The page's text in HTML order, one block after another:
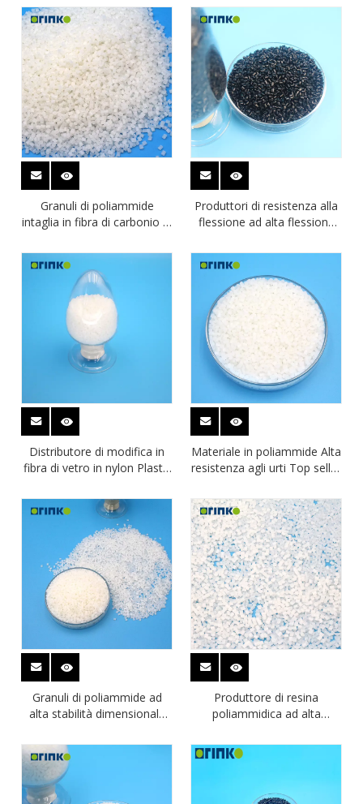
freno ad aria
Granuli di poliammide
intaglia in fibra di carbonio in
Produttori di resistenza alla
flessione ad alta flessione
Distributore di modifica in
fibra di vetro in nylon Plastik
Materiale in poliammide Alta
resistenza agli urti Top seller
Granuli di poliammide ad
alta stabilità dimensionale
poliammide 610
Produttore di resina
poliammidica ad alta
per rivestimenti superficiali di